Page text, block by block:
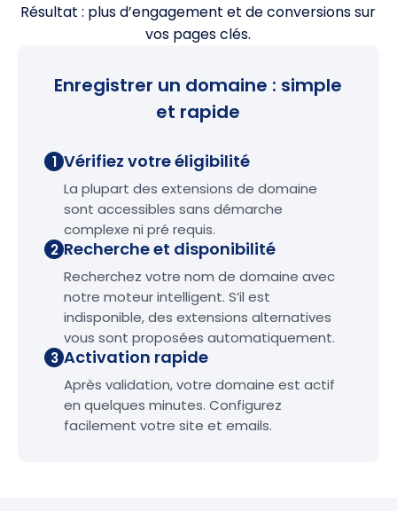
Résultat : plus d’engagement et de conversions sur
vos pages clés.
Enregistrer un domaine : simple
et rapide
1 Vérifiez votre éligibilité
La plupart des extensions de domaine
sont accessibles sans démarche
complexe ni pré requis.
2 Recherche et disponibilité
Recherchez votre nom de domaine avec
notre moteur intelligent. S’il est
indisponible, des extensions alternatives
vous sont proposées automatiquement.
3 Activation rapide
Après validation, votre domaine est actif
en quelques minutes. Configurez
facilement votre site et emails.